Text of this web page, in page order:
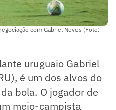
com Gabriel Neves (Foto:
uruguaio Gabriel
é um dos alvos do
bola. O jogador de
meio-campista